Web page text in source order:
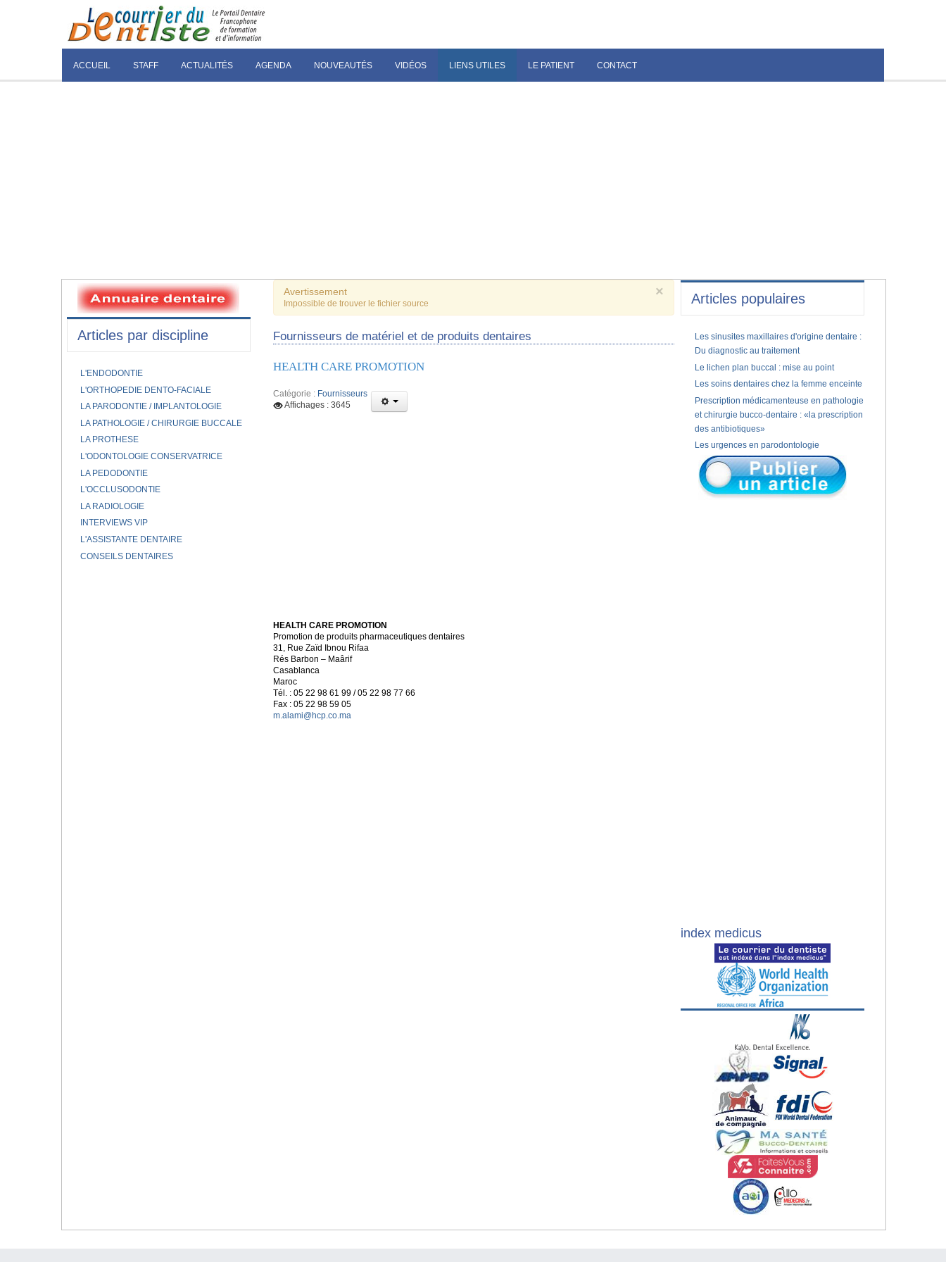
ACCUEIL STAFF ACTUALITÉS AGENDA NOUVEAUTÉS VIDÉOS LIENS UTILES LE PATIENT CONTACT
×
Avertissement
Impossible de trouver le fichier source
Fournisseurs de matériel et de produits dentaires
HEALTH CARE PROMOTION
Catégorie : Fournisseurs
Affichages : 3645
HEALTH CARE PROMOTION
Promotion de produits pharmaceutiques dentaires
31, Rue Zaïd Ibnou Rifaa
Rés Barbon – Maârif
Casablanca
Maroc
Tél. : 05 22 98 61 99 / 05 22 98 77 66
Fax : 05 22 98 59 05
m.alami@hcp.co.ma
Articles par discipline
L'ENDODONTIE
L'ORTHOPEDIE DENTO-FACIALE
LA PARODONTIE / IMPLANTOLOGIE
LA PATHOLOGIE / CHIRURGIE BUCCALE
LA PROTHESE
L'ODONTOLOGIE CONSERVATRICE
LA PEDODONTIE
L'OCCLUSODONTIE
LA RADIOLOGIE
INTERVIEWS VIP
L'ASSISTANTE DENTAIRE
CONSEILS DENTAIRES
Articles populaires
Les sinusites maxillaires d'origine dentaire :
Du diagnostic au traitement
Le lichen plan buccal : mise au point
Les soins dentaires chez la femme enceinte
Prescription médicamenteuse en pathologie
et chirurgie bucco-dentaire : «la prescription
des antibiotiques»
Les urgences en parodontologie
index medicus